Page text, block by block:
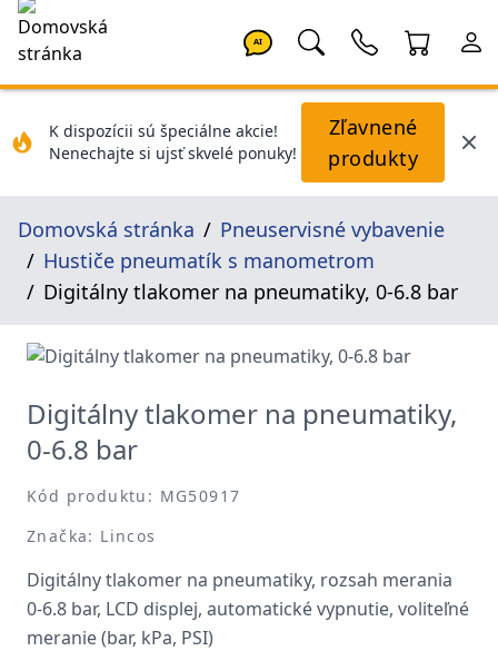
AI
K dispozícii sú špeciálne akcie!
Nenechajte si ujsť skvelé ponuky!
Zľavnené
produkty
Domovská stránka
Pneuservisné vybavenie
Hustiče pneumatík s manometrom
Digitálny tlakomer na pneumatiky, 0-6.8 bar
Digitálny tlakomer na pneumatiky,
0-6.8 bar
Kód produktu: MG50917
Značka: Lincos
Digitálny tlakomer na pneumatiky, rozsah merania
0-6.8 bar, LCD displej, automatické vypnutie, voliteľné
meranie (bar, kPa, PSI)